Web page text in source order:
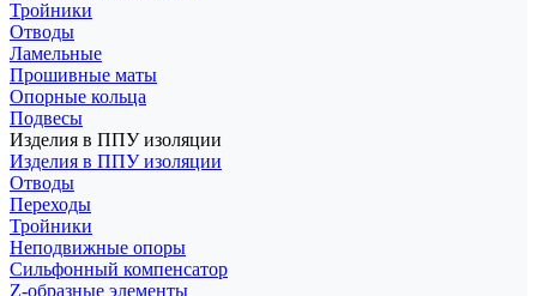
Тройники
Отводы
Ламельные
Прошивные маты
Опорные кольца
Подвесы
Изделия в ППУ изоляции
Изделия в ППУ изоляции
Отводы
Переходы
Тройники
Неподвижные опоры
Cильфонный компенсатор
Z-образные элементы